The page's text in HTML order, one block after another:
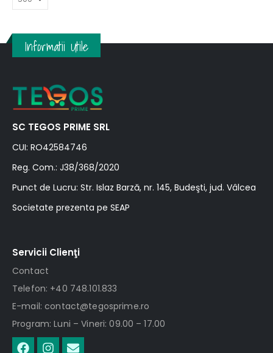
Informatii Utile
SC TEGOS PRIME SRL
CUI: RO42584746
Reg. Com.: J38/368/2020
Punct de Lucru: Str. Islaz Barză, nr. 145, Budeşti, jud. Vâlcea
Societate prezenta pe SEAP
Servicii Clienţi
Contact
Telefon: +40 748.101.833
E-mail: contact@tegosprime.ro
Program: Luni – Vineri: 09.00 – 17.00